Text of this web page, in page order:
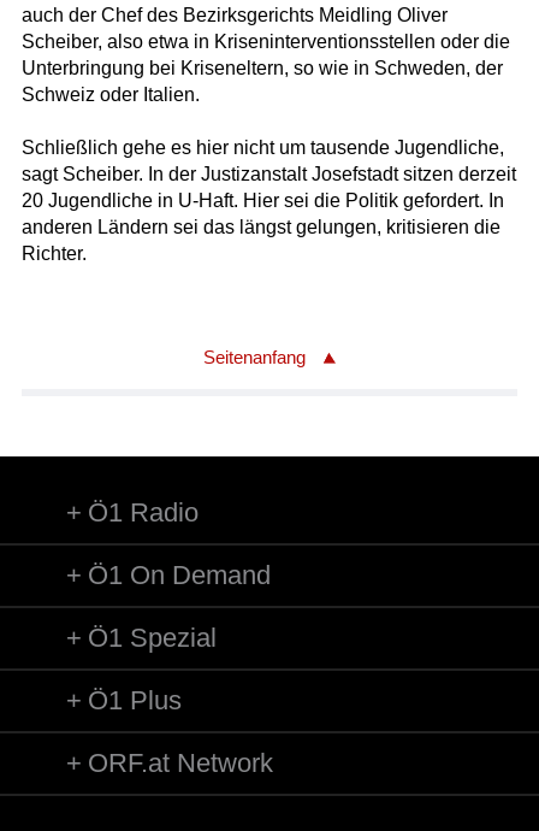
auch der Chef des Bezirksgerichts Meidling Oliver
Scheiber, also etwa in Kriseninterventionsstellen oder die
Unterbringung bei Kriseneltern, so wie in Schweden, der
Schweiz oder Italien.
Schließlich gehe es hier nicht um tausende Jugendliche,
sagt Scheiber. In der Justizanstalt Josefstadt sitzen derzeit
20 Jugendliche in U-Haft. Hier sei die Politik gefordert. In
anderen Ländern sei das längst gelungen, kritisieren die
Richter.
Seitenanfang
Ö1 Radio
Ö1 On Demand
Ö1 Spezial
Ö1 Plus
ORF.at Network